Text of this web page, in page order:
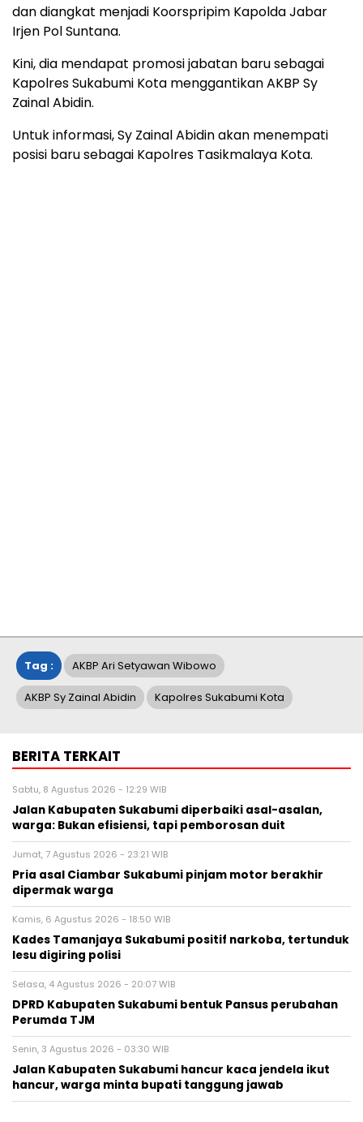
dan diangkat menjadi Koorspripim Kapolda Jabar
Irjen Pol Suntana.
Kini, dia mendapat promosi jabatan baru sebagai
Kapolres Sukabumi Kota menggantikan AKBP Sy
Zainal Abidin.
Untuk informasi, Sy Zainal Abidin akan menempati
posisi baru sebagai Kapolres Tasikmalaya Kota.
Tag : AKBP Ari Setyawan Wibowo
AKBP Sy Zainal Abidin Kapolres Sukabumi Kota
BERITA TERKAIT
Sabtu, 8 Agustus 2026 - 12:29 WIB
Jalan Kabupaten Sukabumi diperbaiki asal-asalan,
warga: Bukan efisiensi, tapi pemborosan duit
Jumat, 7 Agustus 2026 - 23:21 WIB
Pria asal Ciambar Sukabumi pinjam motor berakhir
dipermak warga
Kamis, 6 Agustus 2026 - 18:50 WIB
Kades Tamanjaya Sukabumi positif narkoba, tertunduk
lesu digiring polisi
Selasa, 4 Agustus 2026 - 20:07 WIB
DPRD Kabupaten Sukabumi bentuk Pansus perubahan
Perumda TJM
Senin, 3 Agustus 2026 - 03:30 WIB
Jalan Kabupaten Sukabumi hancur kaca jendela ikut
hancur, warga minta bupati tanggung jawab